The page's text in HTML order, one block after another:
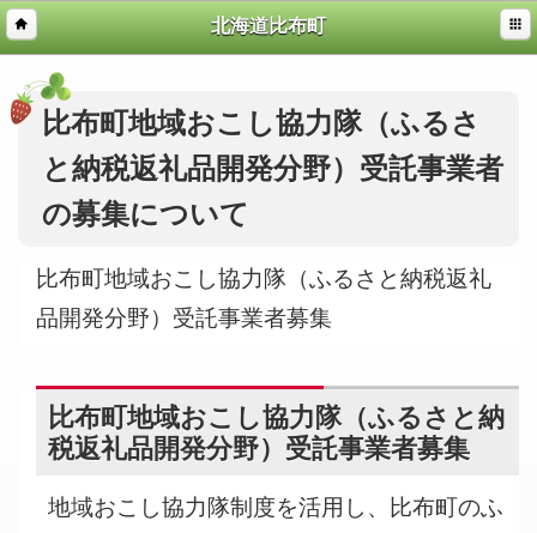
北海道比布町
比布町地域おこし協力隊（ふるさ
と納税返礼品開発分野）受託事業者
の募集について
比布町地域おこし協力隊（ふるさと納税返礼
品開発分野）受託事業者募集
比布町地域おこし協力隊（ふるさと納
税返礼品開発分野）受託事業者募集
地域おこし協力隊制度を活用し、比布町のふ